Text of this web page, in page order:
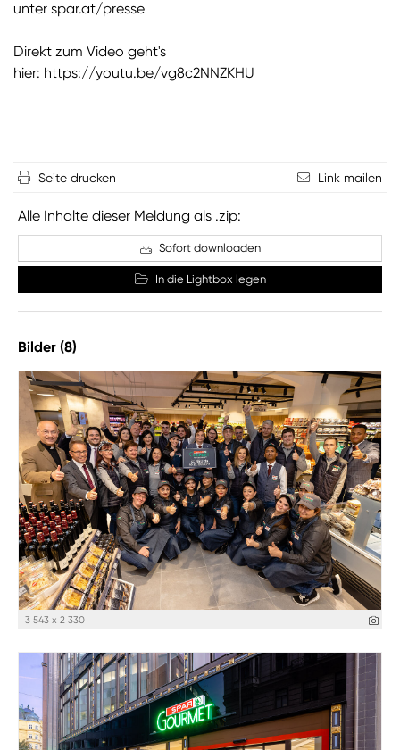
unter spar.at/presse
Direkt zum Video geht's
hier: https://youtu.be/vg8c2NNZKHU
Seite drucken Link mailen
Alle Inhalte dieser Meldung als .zip:
Sofort downloaden
In die Lightbox legen
Bilder (8)
3 543 x 2 330